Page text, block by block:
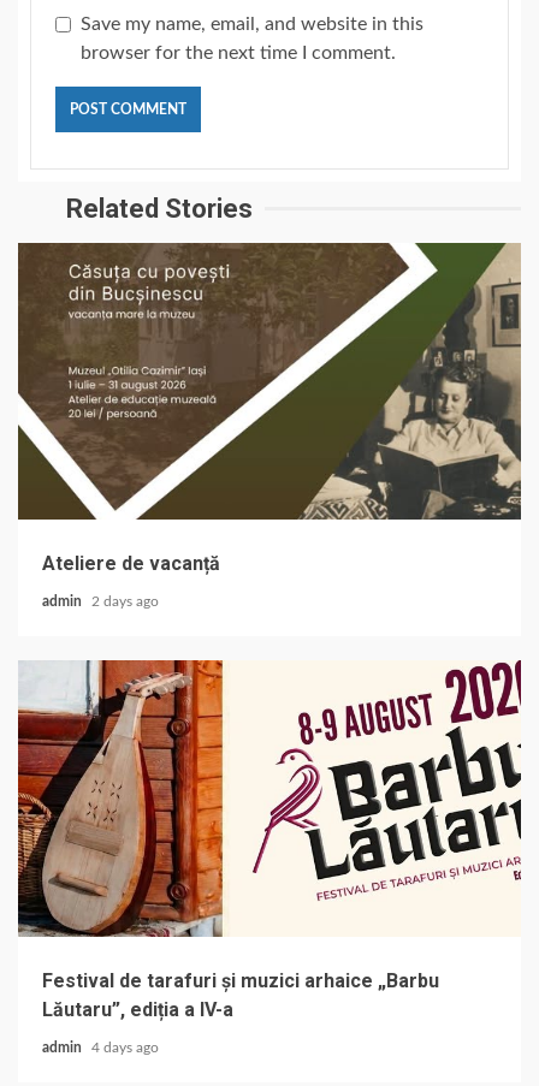
Save my name, email, and website in this
browser for the next time I comment.
Related Stories
Ateliere de vacanță
admin 2 days ago
Festival de tarafuri și muzici arhaice „Barbu
Lăutaru”, ediția a IV-a
admin 4 days ago